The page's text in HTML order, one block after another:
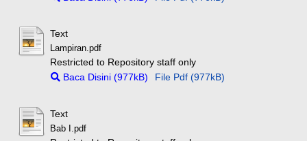
Text
Lampiran.pdf
Restricted to Repository staff only
Baca Disini (977kB)
File Pdf (977kB)
Text
Bab I.pdf